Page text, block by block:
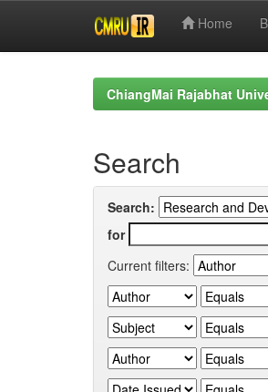
Home
ChiangMai Rajabhat
Search
Search:
for
Current filters: